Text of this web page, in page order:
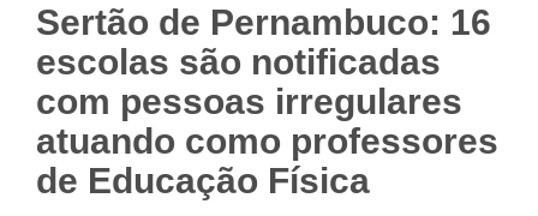
Sertão de Pernambuco: 16
escolas são notificadas
com pessoas irregulares
atuando como professores
de Educação Física